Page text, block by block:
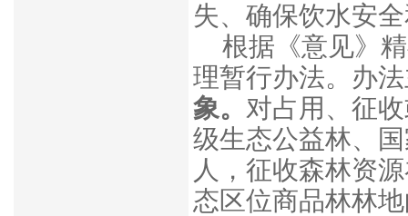
失、确保饮水安
根据《意见》
理暂行办法。办
象。 对占用、征
级生态公益林、
人，征收森林资
态区位商品林林